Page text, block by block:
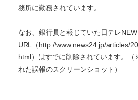
務所に勤務されています。
なお、銀行員と報じていた日テレ
URL（http://www.news24.jp/articles/
html）はすでに削除されています。
れた誤報のスクリーンショット）